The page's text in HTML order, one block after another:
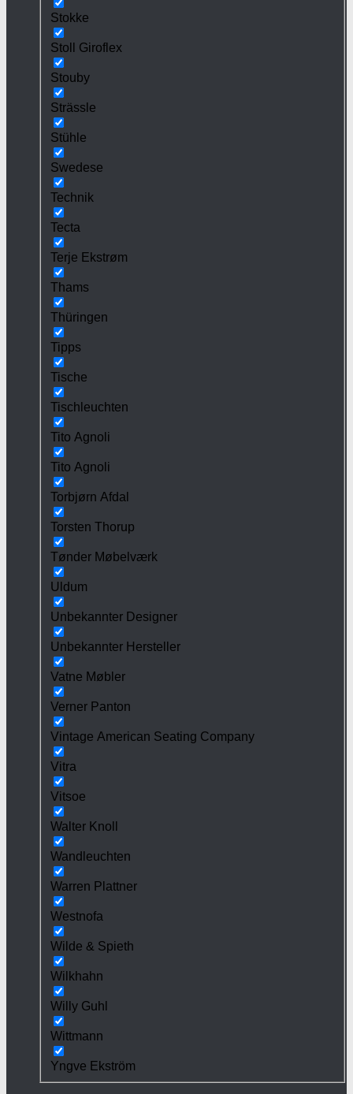
Stokke
Stoll Giroflex
Stouby
Strässle
Stühle
Swedese
Technik
Tecta
Terje Ekstrøm
Thams
Thüringen
Tipps
Tische
Tischleuchten
Tito Agnoli
Tito Agnoli
Torbjørn Afdal
Torsten Thorup
Tønder Møbelværk
Uldum
Unbekannter Designer
Unbekannter Hersteller
Vatne Møbler
Verner Panton
Vintage American Seating Company
Vitra
Vitsoe
Walter Knoll
Wandleuchten
Warren Plattner
Westnofa
Wilde & Spieth
Wilkhahn
Willy Guhl
Wittmann
Yngve Ekström